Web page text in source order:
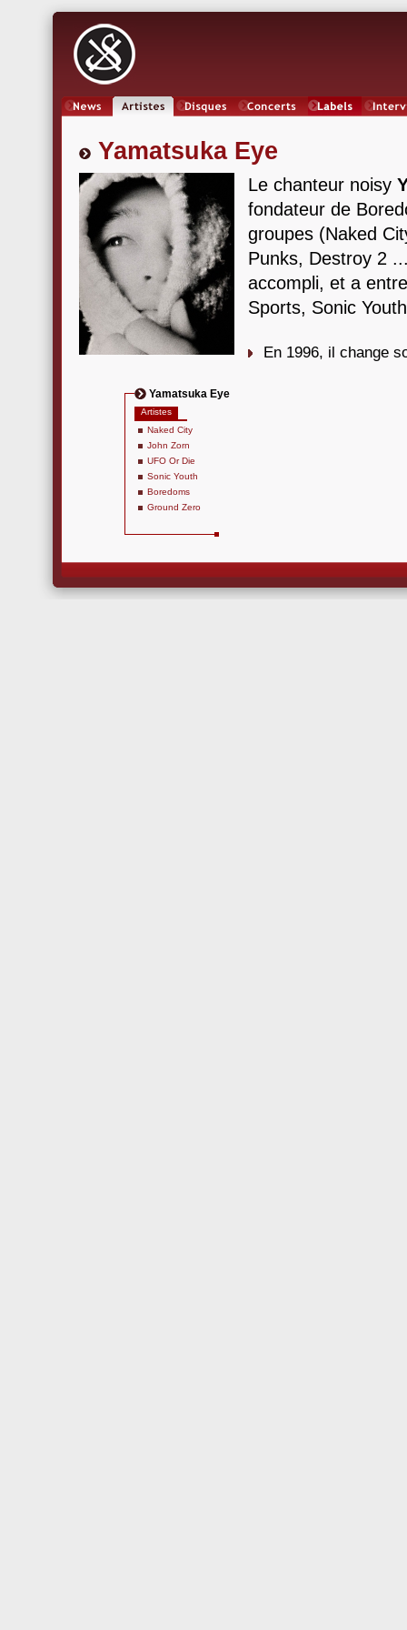
Yamatsuka Eye
Le chanteur noisy
fondateur de
groupes (Naked
Punks, Destroy 2
accompli, et a
Sports, Sonic
En 1996, il change
Yamatsuka Eye
Artistes
Naked City
John Zorn
UFO Or Die
Sonic Youth
Boredoms
Ground Zero